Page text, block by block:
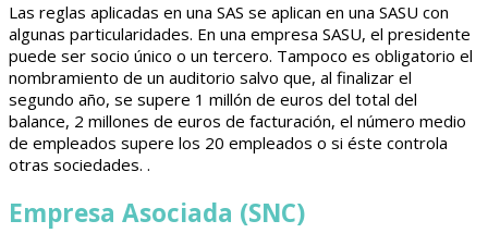
Las reglas aplicadas en una SAS se aplican en una SASU con
algunas particularidades. En una empresa SASU, el presidente
puede ser socio único o un tercero. Tampoco es obligatorio el
nombramiento de un auditorio salvo que, al finalizar el
segundo año, se supere 1 millón de euros del total del
balance, 2 millones de euros de facturación, el número medio
de empleados supere los 20 empleados o si éste controla
otras sociedades. .
Empresa Asociada (SNC)